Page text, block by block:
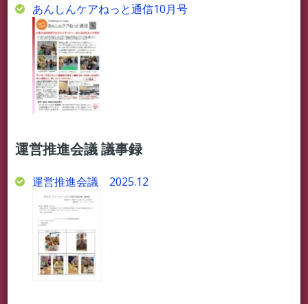
あんしんケアねっと通信10月号
運営推進会議 議事録
運営推進会議 2025.12